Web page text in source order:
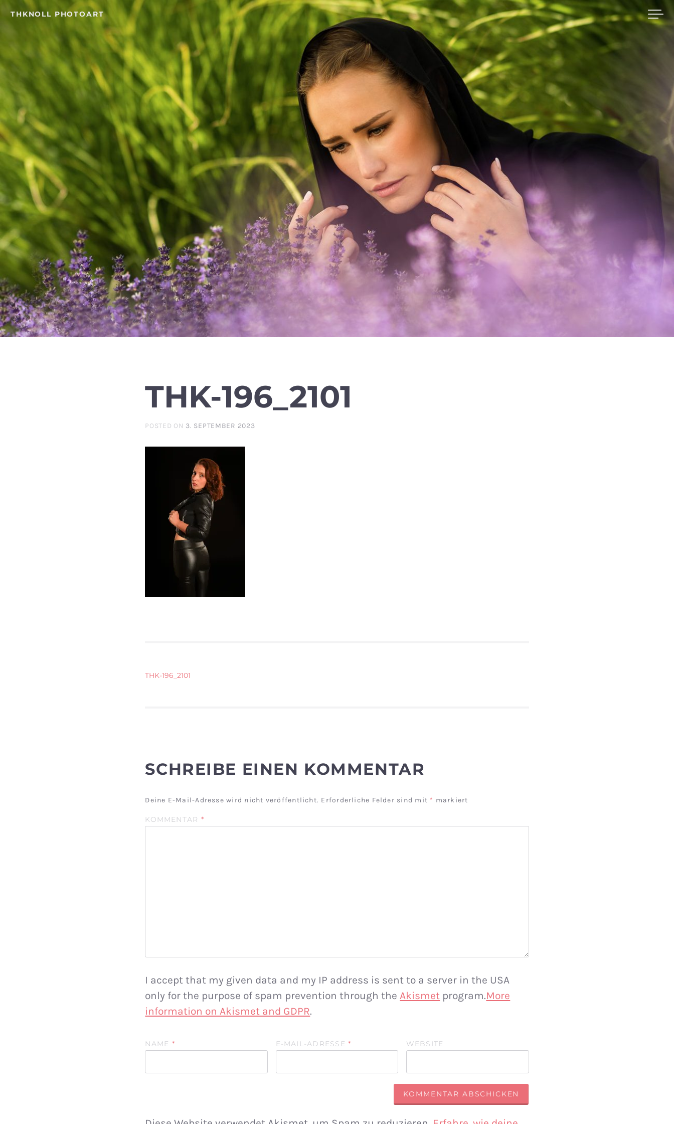
to
THKNOLL PHOTOART
THK-196_2101
POSTED ON 3. SEPTEMBER 2023
BEITRAGSNAVIGATION
THK-196_2101
SCHREIBE EINEN KOMMENTAR
Deine E-Mail-Adresse wird nicht veröffentlicht. Erforderliche Felder sind mit * markiert
KOMMENTAR *
I accept that my given data and my IP address is sent to a server in the USA
only for the purpose of spam prevention through theAkismet program.More
information on Akismet and GDPR.
NAME * E-MAIL-ADRESSE * WEBSITE